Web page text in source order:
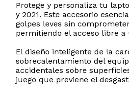
Protege y personaliza tu
y 2021. Este accesorio
golpes leves sin
permitiendo el acceso libre
El diseño inteligente de la
sobrecalentamiento del
accidentales sobre
juego que previene el